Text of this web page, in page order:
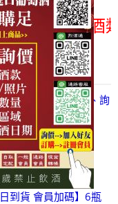
國進口酒
Share】線上選酒、詢
批發，看這裡!
到貨 會員加碼】6瓶